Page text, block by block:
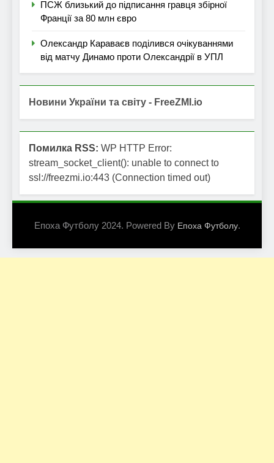
ПСЖ близький до підписання гравця збірної
Франції за 80 млн євро
Олександр Караваєв поділився очікуваннями
від матчу Динамо проти Олександрії в УПЛ
Новини України та світу - FreeZMI.io
Помилка RSS: WP HTTP Error:
stream_socket_client(): unable to connect to
ssl://freezmi.io:443 (Connection timed out)
Епоха Футболу 2024. Powered By Епоха Футболу.